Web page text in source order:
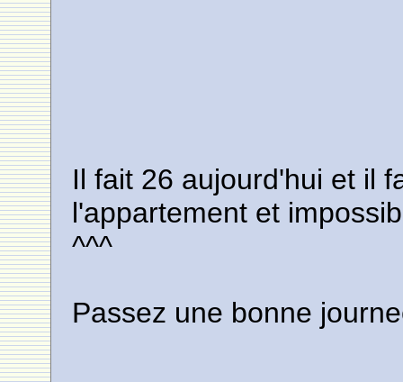
Il fait 26 aujourd'hui et il
l'appartement et
^^^
Passez une bonne